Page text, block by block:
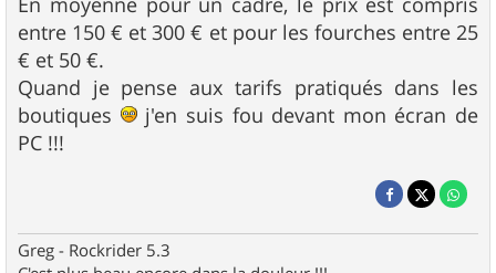
entre 150 € et 300 € et pour les fourches entre 25
€ et 50 €.
Quand je pense aux tarifs pratiqués dans les
boutiques
j'en suis fou devant mon écran de
PC !!!
Greg - Rockrider 5.3